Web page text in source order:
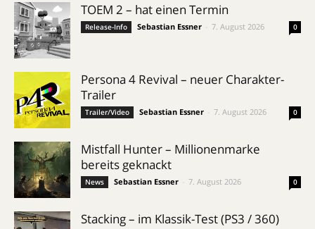
TOEM 2 – hat einen Termin
Release-Info Sebastian Essner 7. August 2026 0
Persona 4 Revival – neuer Charakter-
Trailer
Trailer/Video Sebastian Essner 7. August 2026 0
Mistfall Hunter – Millionenmarke
bereits geknackt
News Sebastian Essner 7. August 2026 0
Stacking – im Klassik-Test (PS3 / 360)